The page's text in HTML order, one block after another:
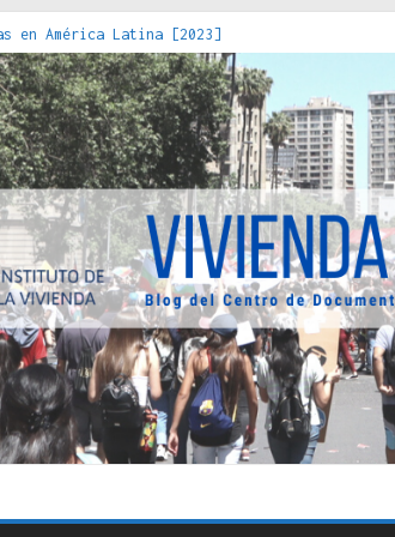
en América Latina [2023]
de los Estados : políticas,
con el acero : hacia una teoría crítica
una vivienda adecuada [2019]
de la Caja del Seguro Obrero en Santiago : un